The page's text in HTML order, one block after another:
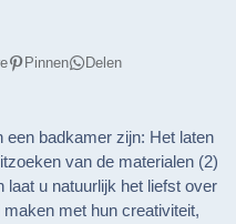
Pinnen Delen
een badkamer zijn: Het laten
van de materialen (2)
laat u natuurlijk het liefst over
met hun creativiteit,